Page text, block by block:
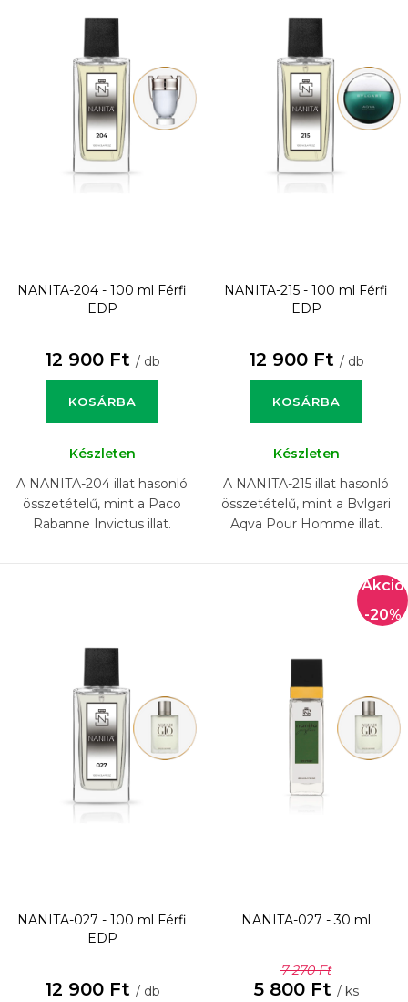
NANITA-204 - 100 ml Férfi
EDP
12 900 Ft / db
KOSÁRBA
Készleten
A NANITA-204 illat hasonló
összetételű, mint a Paco
Rabanne Invictus illat.
NANITA-215 - 100 ml Férfi
EDP
12 900 Ft / db
KOSÁRBA
Készleten
A NANITA-215 illat hasonló
összetételű, mint a Bvlgari
Aqva Pour Homme illat.
NANITA-027 - 100 ml Férfi
EDP
12 900 Ft / db
-20%
NANITA-027 - 30 ml
7 270 Ft
5 800 Ft / ks